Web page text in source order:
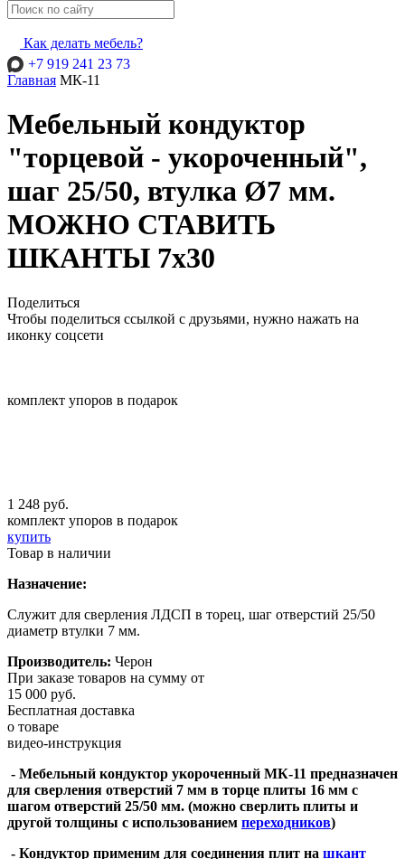
Как делать мебель?
+7 919 241 23 73
Главная МК-11
Мебельный кондуктор
"торцевой - укороченный",
шаг 25/50, втулка Ø7 мм.
МОЖНО СТАВИТЬ
ШКАНТЫ 7х30
Поделиться
Чтобы поделиться ссылкой с друзьями, нужно нажать на
иконку соцсети
комплект упоров в подарок
1 248 руб.
комплект упоров в подарок
купить
Товар в наличии
Назначение:
Служит для сверления ЛДСП в торец, шаг отверстий 25/50
диаметр втулки 7 мм.
Производитель: Черон
При заказе товаров на сумму от
15 000 руб.
Бесплатная доставка
о товаре
видео-инструкция
- Мебельный кондуктор укороченный МК-11 предназначен
для сверления отверстий 7 мм в торце плиты 16 мм с
шагом отверстий 25/50 мм. (можно сверлить плиты и
другой толщины с использованием переходников)
- Кондуктор применим для соединения плит на шкант